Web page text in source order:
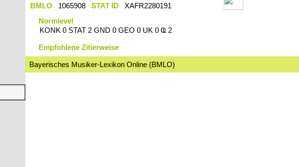
BMLO 1065908 STAT ID
XAFR2280191
Normlevel
KONK 0 STAT 2 GND 0 GEO 0 UK 0 Ҩ 2
Empfohlene Zitierweise
Bayerisches Musiker-Lexikon Online (BMLO)